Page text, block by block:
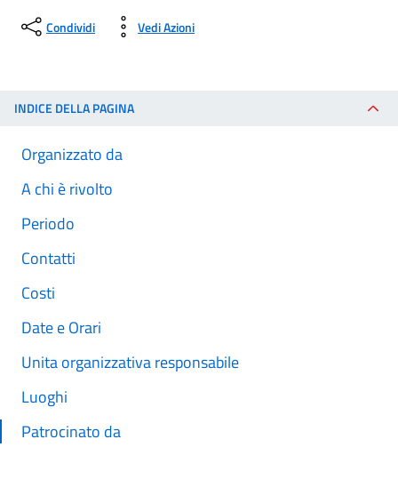
Condividi Vedi Azioni
INDICE DELLA PAGINA
Organizzato da
A chi è rivolto
Periodo
Contatti
Costi
Date e Orari
Unita organizzativa responsabile
Luoghi
Patrocinato da